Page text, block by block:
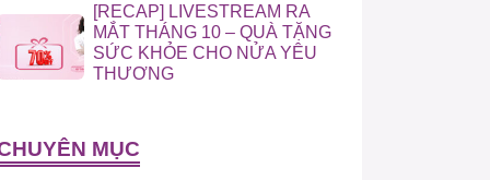
[RECAP] LIVESTREAM RA
MẮT THÁNG 10 – QUÀ TẶNG
SỨC KHỎE CHO NỬA YÊU
THƯƠNG
MỤC